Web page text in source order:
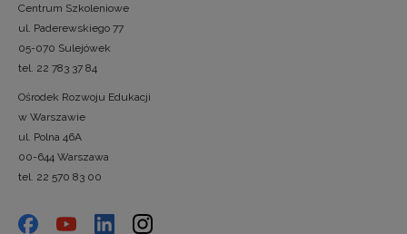
Centrum Szkoleniowe
ul. Paderewskiego 77
05-070 Sulejówek
tel. 22 783 37 84
Ośrodek Rozwoju Edukacji
w Warszawie
ul. Polna 46A
00-644 Warszawa
tel. 22 570 83 00